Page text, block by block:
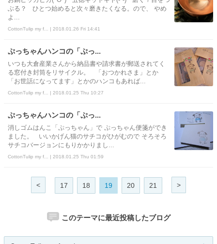
ぶる？ ひとつ始めると次々磨きたくなる。ので、 やめ
よ...
CottonTulip my f... | 2018.01.26 Fri 14:41
ぷっちゃんハンコの「ぷっ...
いつも大倉産業さんから納品書や請求書が郵送されてく
る窓付き封筒をリサイクル。 「おつかれさま」とか
「お世話になってます」とかのハンコもあれば...
CottonTulip my f... | 2018.01.25 Thu 10:27
ぷっちゃんハンコの「ぷっ...
消しゴムはんこ「ぷっちゃん」で ぷっちゃん便箋ができ
ました。 いいかげん猫のサチコがひがむので そろそろ
サチコバージョンにもりかかりまし...
CottonTulip my f... | 2018.01.25 Thu 01:59
< 17 18 19 20 21 >
このテーマに最近投稿したブログ